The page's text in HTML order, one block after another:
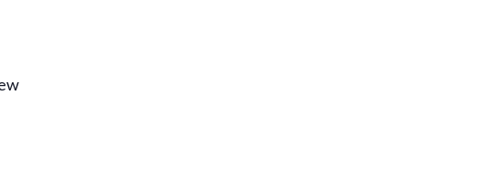
wird – bei einer